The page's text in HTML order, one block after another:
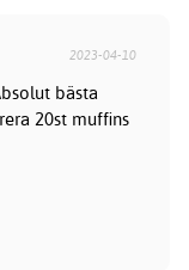
2023-04-10
bästa
20st muffins